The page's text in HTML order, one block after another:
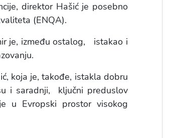
direktor Hašić je posebno
(ENQA).
je, između ostalog, istakao i
koja je, takođe, istakla dobru
i saradnji, ključni preduslov
u Evropski prostor visokog